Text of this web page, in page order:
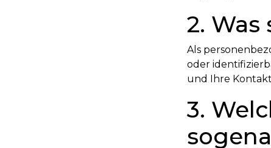
2.
Als
oder
und Ihre
3.